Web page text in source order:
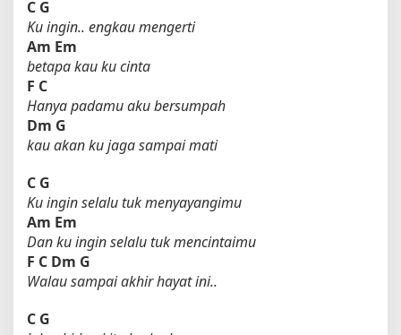
C G
Ku ingin.. engkau mengerti
Am Em
betapa kau ku cinta
F C
Hanya padamu aku bersumpah
Dm G
kau akan ku jaga sampai mati
C G
Ku ingin selalu tuk menyayangimu
Am Em
Dan ku ingin selalu tuk mencintaimu
F C Dm G
Walau sampai akhir hayat ini..
C G